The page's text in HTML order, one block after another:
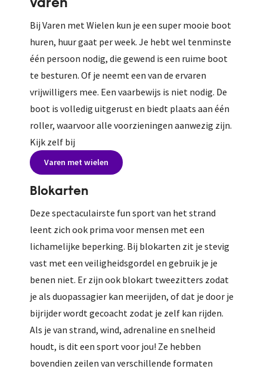
varen
Bij Varen met Wielen kun je een super mooie boot
huren, huur gaat per week. Je hebt wel tenminste
één persoon nodig, die gewend is een ruime boot
te besturen. Of je neemt een van de ervaren
vrijwilligers mee. Een vaarbewijs is niet nodig. De
boot is volledig uitgerust en biedt plaats aan één
roller, waarvoor alle voorzieningen aanwezig zijn.
Kijk zelf bij
Varen met wielen
Blokarten
Deze spectaculairste fun sport van het strand
leent zich ook prima voor mensen met een
lichamelijke beperking. Bij blokarten zit je stevig
vast met een veiligheidsgordel en gebruik je je
benen niet. Er zijn ook blokart tweezitters zodat
je als duopassagier kan meerijden, of dat je door je
bijrijder wordt gecoacht zodat je zelf kan rijden.
Als je van strand, wind, adrenaline en snelheid
houdt, is dit een sport voor jou! Ze hebben
bovendien zeilen van verschillende formaten